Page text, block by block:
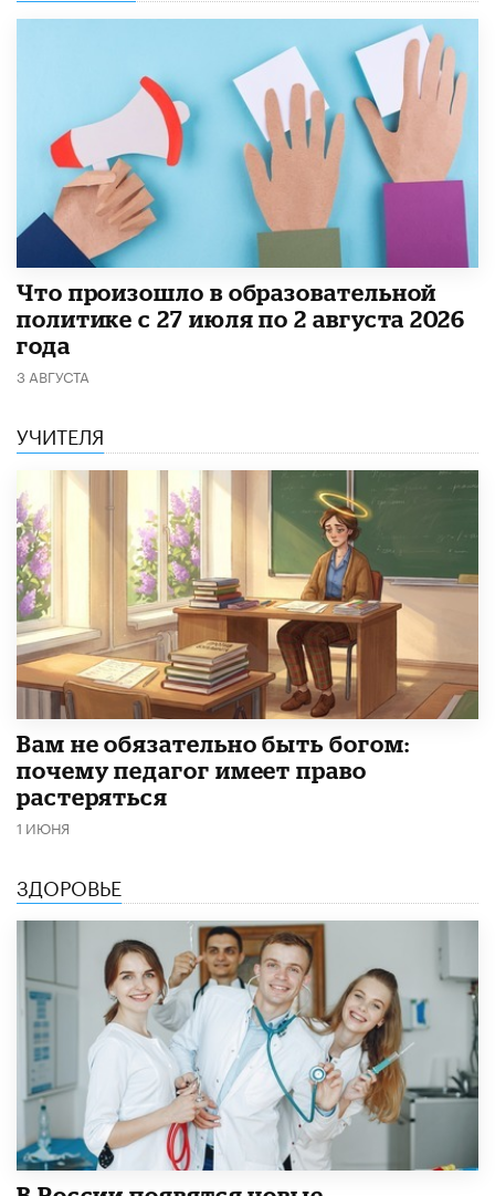
​Что произошло в образовательной
политике с 27 июля по 2 августа 2026
года
3 АВГУСТА
УЧИТЕЛЯ
​Вам не обязательно быть богом:
почему педагог имеет право
растеряться
1 ИЮНЯ
ЗДОРОВЬЕ